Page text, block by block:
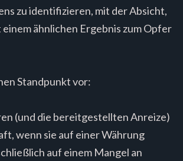
zu identifizieren, mit der Absicht,
ähnlichen Ergebnis zum Opfer
Standpunkt vor:
(und die bereitgestellten Anreize)
wenn sie auf einer Währung
auf einem Mangel an